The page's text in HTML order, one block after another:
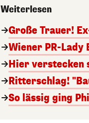
Weiterlesen
Große Trauer!
Wiener PR-
Hier verstecken
Ritterschlag!
So lässig ging